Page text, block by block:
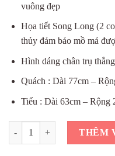
vuông đẹp
Họa tiết Song Long (2
thủy đảm bảo mồ mả
Hình dáng chân trụ
Quách : Dài 77cm –
Tiểu : Dài 63cm – Rộng
Quách tiểu tứ trụ gốm sứ
THÊM